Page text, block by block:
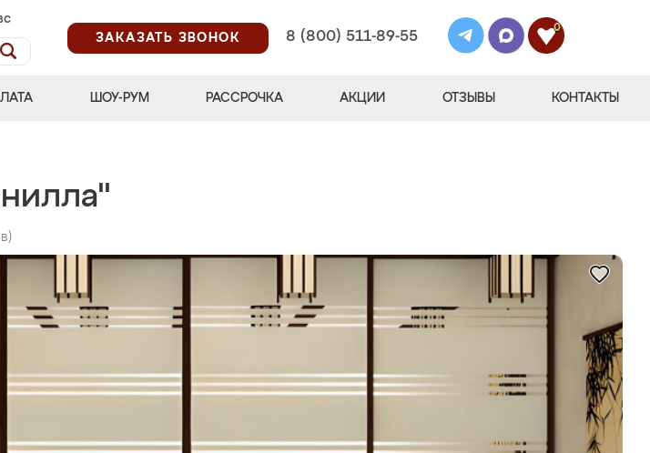
ЗАКАЗАТЬ ЗВОНОК
8 (800) 511-89-55
0
ШОУ-РУМ РАССРОЧКА АКЦИИ ОТЗЫВЫ КОНТАКТЫ